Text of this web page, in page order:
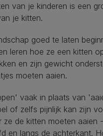
van je kinderen is een
je kitten.
goed te laten
leren hoe ze een kitten
en zijn gewicht
moeten aaien.
vaak in plaats van
of zelfs pijnlijk kan zijn
ze de kitten moeten aaien
en langs de achterkant.